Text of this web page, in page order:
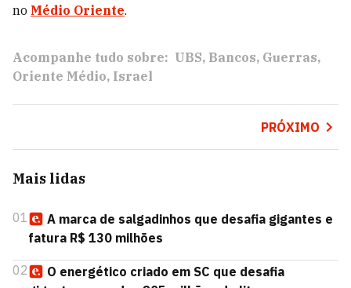
no Médio Oriente.
Acompanhe tudo sobre: UBS Bancos Guerras
Oriente Médio Israel
PRÓXIMO
Mais lidas
01
A marca de salgadinhos que desafia gigantes e
fatura R$ 130 milhões
02
O energético criado em SC que desafia